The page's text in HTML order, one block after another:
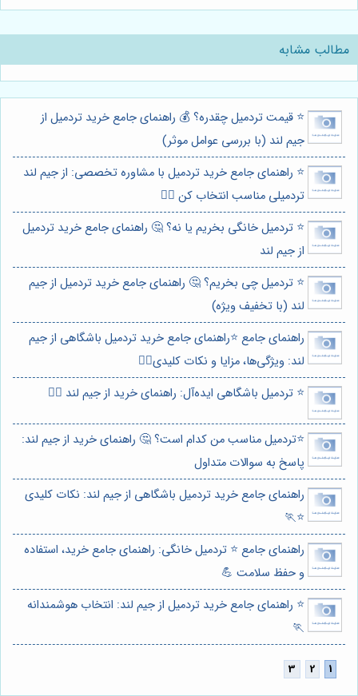
مطالب مشابه
⭐️ قیمت تردمیل چقدره؟ 💰 راهنمای جامع خرید تردمیل از
جیم لند (با بررسی عوامل موثر)
⭐️ راهنمای جامع خرید تردمیل با مشاوره تخصصی: از جیم لند
تردمیلی مناسب انتخاب کن 🏃‍♀️
⭐️ تردمیل خانگی بخریم یا نه؟ 🤔 راهنمای جامع خرید تردمیل
از جیم لند
⭐️ تردمیل چی بخریم؟ 🤔 راهنمای جامع خرید تردمیل از جیم
لند (با تخفیف ویژه)
راهنمای جامع ⭐️راهنمای جامع خرید تردمیل باشگاهی از جیم
لند: ویژگی‌ها، مزایا و نکات کلیدی🏃‍♂️
⭐️ تردمیل باشگاهی ایده‌آل: راهنمای خرید از جیم لند 🏃‍♂️
⭐️تردمیل مناسب من کدام است؟ 🤔 راهنمای خرید از جیم لند:
پاسخ به سوالات متداول
راهنمای جامع خرید تردمیل باشگاهی از جیم لند: نکات کلیدی
⭐️🏃
راهنمای جامع ⭐️ تردمیل خانگی: راهنمای جامع خرید، استفاده
و حفظ سلامت 💪
⭐️ راهنمای جامع خرید تردمیل از جیم لند: انتخاب هوشمندانه
🏃